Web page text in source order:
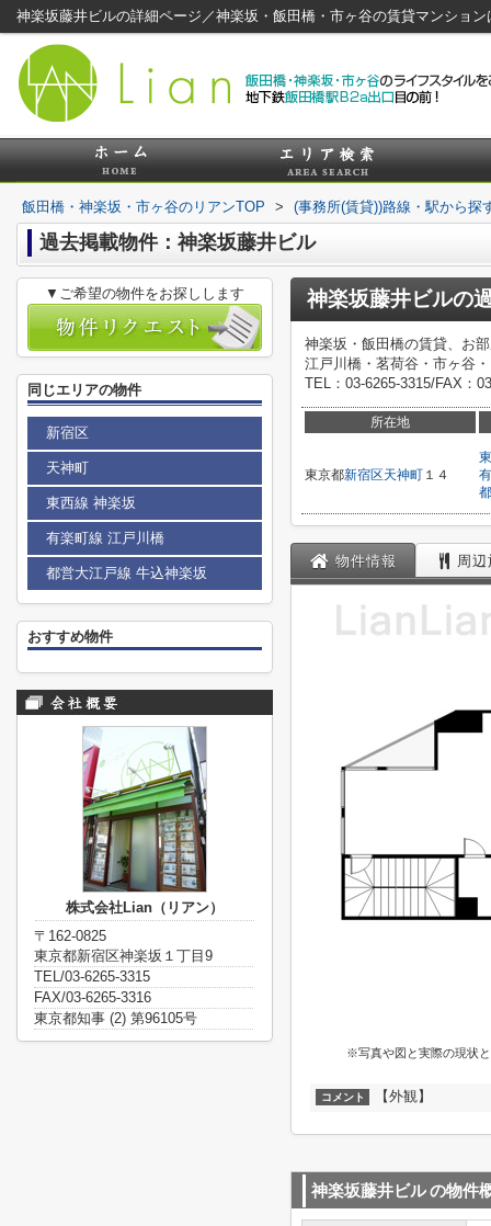
神楽坂藤井ビルの詳細ページ／神楽坂・飯田橋・市ヶ谷の賃貸マンション
飯田橋・神楽坂・市ヶ谷のリアンTOP > (事務所(賃貸))路線・駅から探
過去掲載物件：神楽坂藤井ビル
神楽坂藤井ビルの
神楽坂・飯田橋の賃貸、お
江戸川橋・茗荷谷・市ヶ谷
TEL：03-6265-3315/FAX：
所在地
東京都新宿区天神町 １４
物件情報 周
※写真や図と実際の現状
コメント 【外観】
神楽坂藤井ビルの物件
▼ご希望の物件をお探しします
同じエリアの物件
新宿区
天神町
東西線 神楽坂
有楽町線 江戸川橋
都営大江戸線 牛込神楽坂
おすすめ物件
株式会社Lian（リアン）
〒162-0825
東京都新宿区神楽坂１丁目9
TEL/03-6265-3315
FAX/03-6265-3316
東京都知事 (2) 第96105号